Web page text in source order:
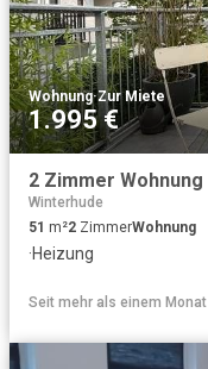
Wohnung·Zur Miete
1.995 €
Winterhude
51 m²2 ZimmerWohnung
·Heizung
Seit mehr als einem Monat